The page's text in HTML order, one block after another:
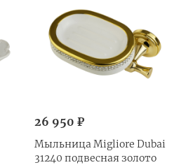
26 950 ₽
Мыльница Migliore Dubai
31240 подвесная золото